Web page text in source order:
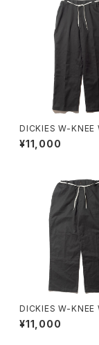
DICKIES W-KNEE
NT NBD CUSTOM
¥11,000
DICKIES W-KNEE
NT NBD CUSTOM
¥11,000